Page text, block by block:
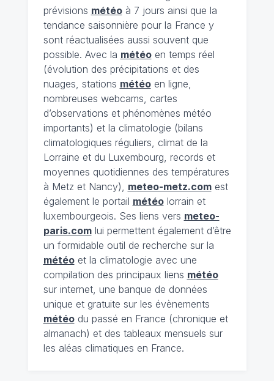
prévisions météoà 7 jours ainsi que la
tendance saisonnière pour la France y
sont réactualisées aussi souvent que
possible. Avec la météoen temps réel
(évolution des précipitations et des
nuages, stations météoen ligne,
nombreuses webcams, cartes
d’observations et phénomènes météo
importants) et la climatologie (bilans
climatologiques réguliers, climat de la
Lorraine et du Luxembourg, records et
moyennes quotidiennes des températures
à Metz et Nancy), meteo-metz.comest
également le portail météolorrain et
luxembourgeois. Ses liens vers meteo-
paris.comlui permettent également d’être
un formidable outil de recherche sur la
météoet la climatologie avec une
compilation des principaux liens météo
sur internet, une banque de données
unique et gratuite sur les évènements
météodu passé en France (chronique et
almanach) et des tableaux mensuels sur
les aléas climatiques en France.